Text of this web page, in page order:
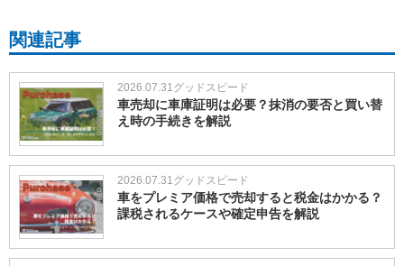
関連記事
2026.07.31グッドスピード
車売却に車庫証明は必要？抹消の要否と買い替
え時の手続きを解説
2026.07.31グッドスピード
車をプレミア価格で売却すると税金はかかる？
課税されるケースや確定申告を解説